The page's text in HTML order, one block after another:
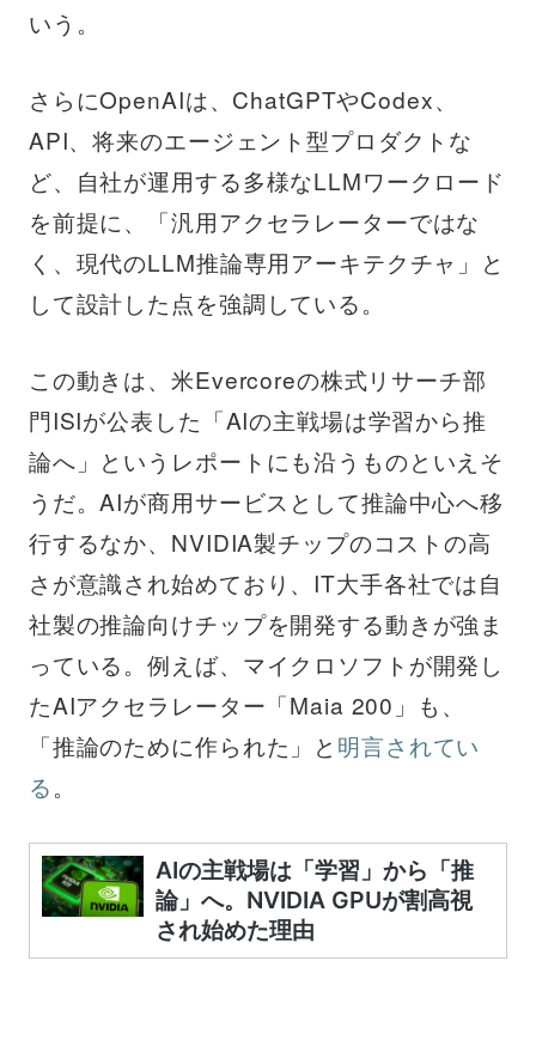
いう。
さらにOpenAIは、ChatGPTやCodex、
API、将来のエージェント型プロダクトな
ど、自社が運用する多様なLLMワークロード
を前提に、「汎用アクセラレーターではな
く、現代のLLM推論専用アーキテクチャ」と
して設計した点を強調している。
この動きは、米Evercoreの株式リサーチ部
門ISIが公表した「AIの主戦場は学習から推
論へ」というレポートにも沿うものといえそ
うだ。AIが商用サービスとして推論中心へ移
行するなか、NVIDIA製チップのコストの高
さが意識され始めており、IT大手各社では自
社製の推論向けチップを開発する動きが強ま
っている。例えば、マイクロソフトが開発し
たAIアクセラレーター「Maia 200」も、
「推論のために作られた」と 明言されてい
る。